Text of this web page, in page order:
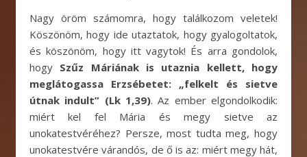
Nagy öröm számomra, hogy találkozom veletek!
Köszönöm, hogy ide utaztatok, hogy gyalogoltatok,
és köszönöm, hogy itt vagytok! És arra gondolok,
hogy Szűz Máriának is utaznia kellett, hogy
meglátogassa Erzsébetet: „felkelt és sietve
útnak indult” (Lk 1,39). Az ember elgondolkodik:
miért kel fel Mária és megy sietve az
unokatestvéréhez? Persze, most tudta meg, hogy
unokatestvére várandós, de ő is az: miért megy hát,